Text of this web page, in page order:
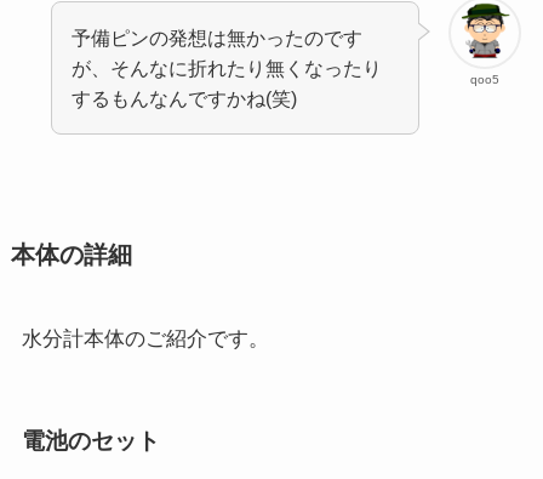
qoo5
予備ピンの発想は無かったのです
が、そんなに折れたり無くなったり
するもんなんですかね(笑)
本体の詳細
水分計本体のご紹介です。
電池のセット